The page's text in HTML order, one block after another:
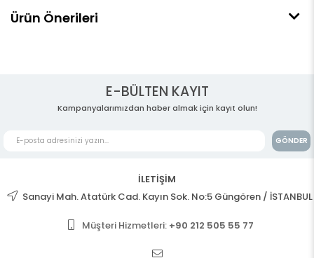
Ürün Önerileri
E-BÜLTEN KAYIT
Kampanyalarımızdan haber almak için kayıt olun!
GÖNDER
İLETİŞİM
Sanayi Mah. Atatürk Cad. Kayın Sok. No:5 Güngören / İSTANBUL
Müşteri Hizmetleri: +90 212 505 55 77